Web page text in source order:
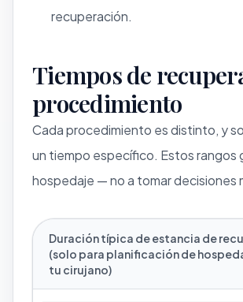
recuperación.
Tiempos de
procedimiento
Cada procedimiento es distinto, y
un tiempo específico. Estos rangos
hospedaje — no a tomar decisiones
Duración típica de estancia de
(solo para planificación de
tu cirujano)